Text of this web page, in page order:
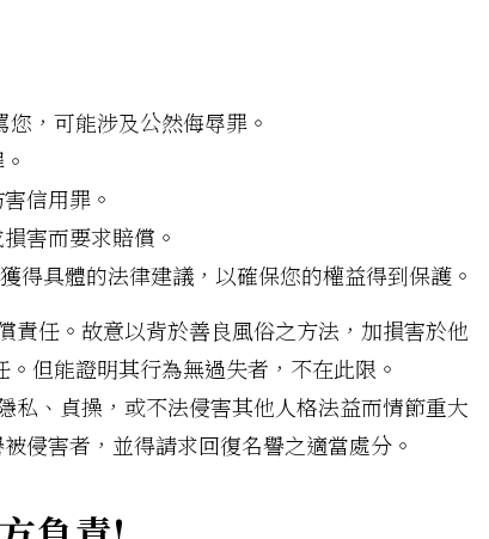
，可能涉及公然侮辱罪。
信用罪。
害而要求賠償。
得具體的法律建議，以確保您的權益得到保護。
責任。故意以背於善良風俗之方法，加損害於他
但能證明其行為無過失者，不在此限。
私、貞操，或不法侵害其他人格法益而情節重大
侵害者，並得請求回復名譽之適當處分。